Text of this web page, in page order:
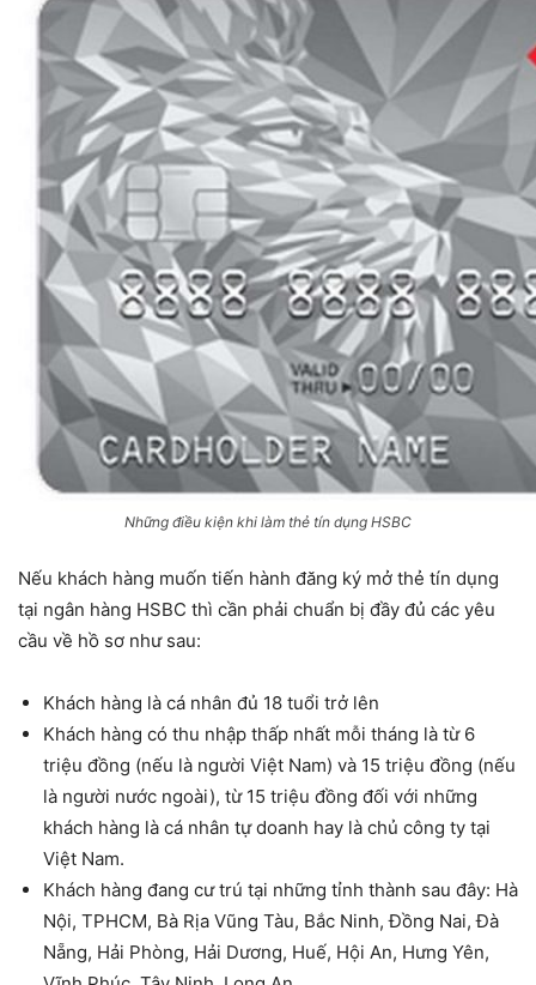
Những điều kiện khi làm thẻ tín dụng HSBC
Nếu khách hàng muốn tiến hành đăng ký mở thẻ tín dụng
tại ngân hàng HSBC thì cần phải chuẩn bị đầy đủ các yêu
cầu về hồ sơ như sau:
Khách hàng là cá nhân đủ 18 tuổi trở lên
Khách hàng có thu nhập thấp nhất mỗi tháng là từ 6
triệu đồng (nếu là người Việt Nam) và 15 triệu đồng (nếu
là người nước ngoài), từ 15 triệu đồng đối với những
khách hàng là cá nhân tự doanh hay là chủ công ty tại
Việt Nam.
Khách hàng đang cư trú tại những tỉnh thành sau đây: Hà
Nội, TPHCM, Bà Rịa Vũng Tàu, Bắc Ninh, Đồng Nai, Đà
Nẵng, Hải Phòng, Hải Dương, Huế, Hội An, Hưng Yên,